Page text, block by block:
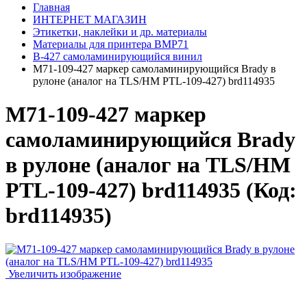
Главная
ИНТЕРНЕТ МАГАЗИН
Этикетки, наклейки и др. материалы
Материалы для принтера BMP71
B-427 cамоламинирующийся винил
M71-109-427 маркер самоламинирующийся Brady в
рулоне (аналог на TLS/HM PTL-109-427) brd114935
M71-109-427 маркер
самоламинирующийся Brady
в рулоне (аналог на TLS/HM
PTL-109-427) brd114935 (Код:
brd114935)
Увеличить изображение